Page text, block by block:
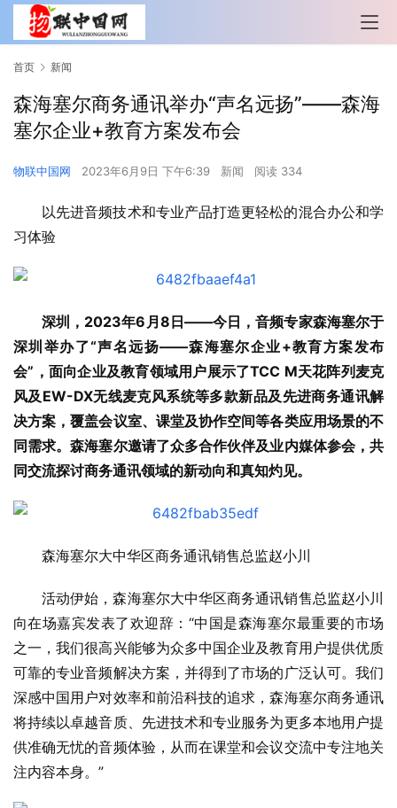
首页 新闻
森海塞尔商务通讯举办“声名远扬”——森海
塞尔企业+教育方案发布会
物联中国网 2023年6月9日 下午6:39 新闻 阅读 334
以先进音频技术和专业产品打造更轻松的混合办公和学
习体验
深圳，2023年6月8日——今日，音频专家森海塞尔于
深圳举办了“声名远扬——森海塞尔企业+教育方案发布
会”，面向企业及教育领域用户展示了TCC M天花阵列麦克
风及EW-DX无线麦克风系统等多款新品及先进商务通讯解
决方案，覆盖会议室、课堂及协作空间等各类应用场景的不
同需求。森海塞尔邀请了众多合作伙伴及业内媒体参会，共
同交流探讨商务通讯领域的新动向和真知灼见。
森海塞尔大中华区商务通讯销售总监赵小川
活动伊始，森海塞尔大中华区商务通讯销售总监赵小川
向在场嘉宾发表了欢迎辞：“中国是森海塞尔最重要的市场
之一，我们很高兴能够为众多中国企业及教育用户提供优质
可靠的专业音频解决方案，并得到了市场的广泛认可。我们
深感中国用户对效率和前沿科技的追求，森海塞尔商务通讯
将持续以卓越音质、先进技术和专业服务为更多本地用户提
供准确无忧的音频体验，从而在课堂和会议交流中专注地关
注内容本身。”